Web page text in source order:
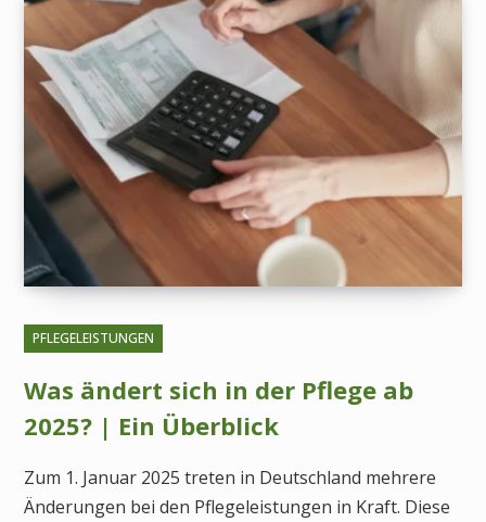
PFLEGELEISTUNGEN
Was ändert sich in der Pflege ab
2025? | Ein Überblick
Zum 1. Januar 2025 treten in Deutschland mehrere
Änderungen bei den Pflegeleistungen in Kraft. Diese